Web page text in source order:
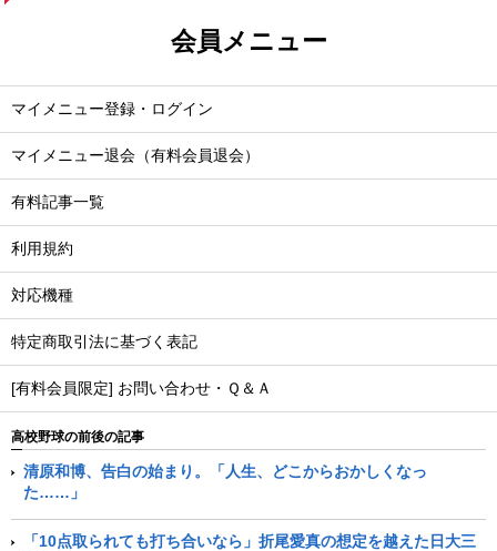
会員メニュー
マイメニュー登録・ログイン
マイメニュー退会（有料会員退会）
有料記事一覧
利用規約
対応機種
特定商取引法に基づく表記
[有料会員限定] お問い合わせ・Ｑ＆Ａ
高校野球の前後の記事
清原和博、告白の始まり。「人生、どこからおかしくなっ
た……」
「10点取られても打ち合いなら」折尾愛真の想定を越えた日大三